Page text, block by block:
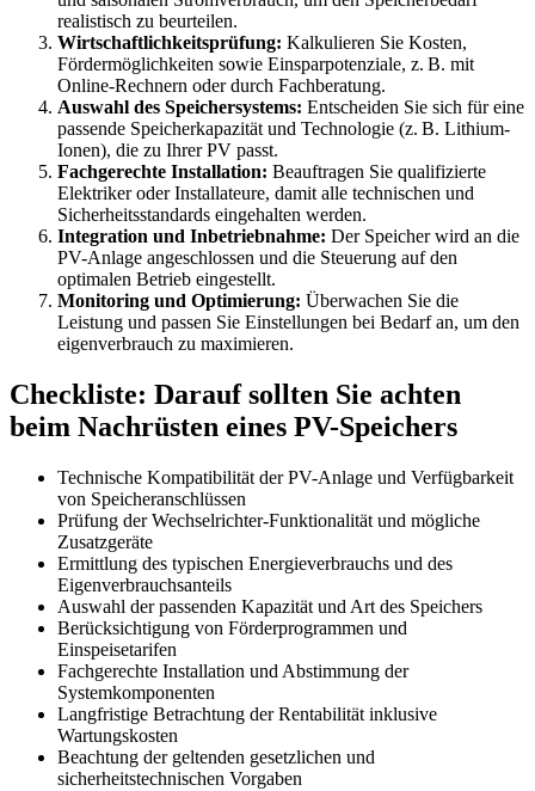
realistisch zu beurteilen.
Wirtschaftlichkeitsprüfung: Kalkulieren Sie Kosten,
Fördermöglichkeiten sowie Einsparpotenziale, z. B. mit
Online-Rechnern oder durch Fachberatung.
Auswahl des Speichersystems: Entscheiden Sie sich für eine
passende Speicherkapazität und Technologie (z. B. Lithium-
Ionen), die zu Ihrer PV passt.
Fachgerechte Installation: Beauftragen Sie qualifizierte
Elektriker oder Installateure, damit alle technischen und
Sicherheitsstandards eingehalten werden.
Integration und Inbetriebnahme: Der Speicher wird an die
PV-Anlage angeschlossen und die Steuerung auf den
optimalen Betrieb eingestellt.
Monitoring und Optimierung: Überwachen Sie die
Leistung und passen Sie Einstellungen bei Bedarf an, um den
eigenverbrauch zu maximieren.
Checkliste: Darauf sollten Sie achten
beim Nachrüsten eines PV-Speichers
Technische Kompatibilität der PV-Anlage und Verfügbarkeit
von Speicheranschlüssen
Prüfung der Wechselrichter-Funktionalität und mögliche
Zusatzgeräte
Ermittlung des typischen Energieverbrauchs und des
Eigenverbrauchsanteils
Auswahl der passenden Kapazität und Art des Speichers
Berücksichtigung von Förderprogrammen und
Einspeisetarifen
Fachgerechte Installation und Abstimmung der
Systemkomponenten
Langfristige Betrachtung der Rentabilität inklusive
Wartungskosten
Beachtung der geltenden gesetzlichen und
sicherheitstechnischen Vorgaben